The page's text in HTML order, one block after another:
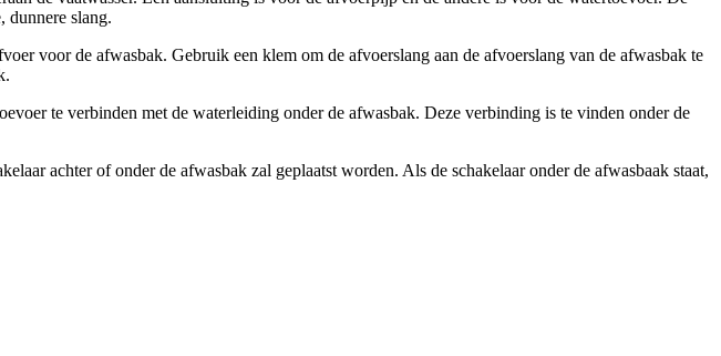
dunnere slang.
voor de afwasbak. Gebruik een klem om de afvoerslang aan de afvoerslang van de afwasbak te
te verbinden met de waterleiding onder de afwasbak. Deze verbinding is te vinden onder de
achter of onder de afwasbak zal geplaatst worden. Als de schakelaar onder de afwasbaak staat,